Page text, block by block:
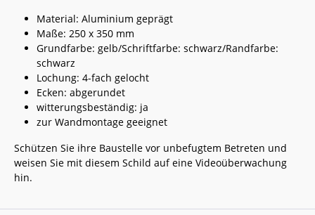
Material: Aluminium geprägt
Maße: 250 x 350 mm
Grundfarbe: gelb/Schriftfarbe: schwarz/Randfarbe:
schwarz
Lochung: 4-fach gelocht
Ecken: abgerundet
witterungsbeständig: ja
zur Wandmontage geeignet
Schützen Sie ihre Baustelle vor unbefugtem Betreten und
weisen Sie mit diesem Schild auf eine Videoüberwachung
hin.